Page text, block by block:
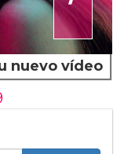
nuevo vídeo